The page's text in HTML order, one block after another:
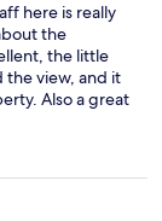
here is really
the
the little
the view, and it
Also a great
coast and
thing about